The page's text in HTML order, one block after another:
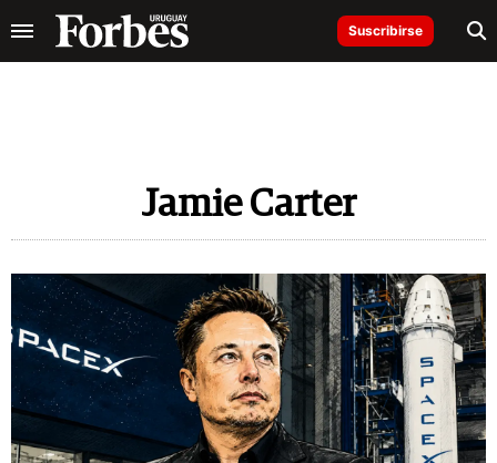
Suscribirse
Jamie Carter